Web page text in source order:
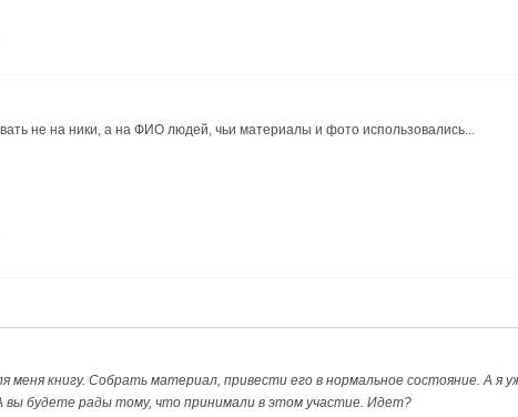
не на ники, а на ФИО людей, чьи материалы и фото использовались...
книгу. Собрать материал, привести его в нормальное состояние. А я
будете рады тому, что принимали в этом участие. Идет?